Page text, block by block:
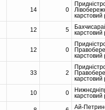
14 0
карстовий
12 5
карстовий
12 0
карстовий
33 2
карстовий
10 0
карстовий
Ай-